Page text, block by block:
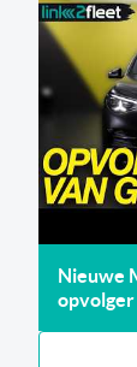
Nieuwe
opvolger